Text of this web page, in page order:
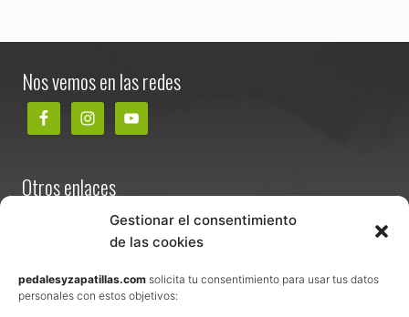
Gestionar el consentimiento
de las cookies
pedalesyzapatillas.com solicita tu consentimiento para usar tus datos
personales con estos objetivos:
Nos vemos en las redes
Otros enlaces
Términos y condiciones de venta
Política de privacidad